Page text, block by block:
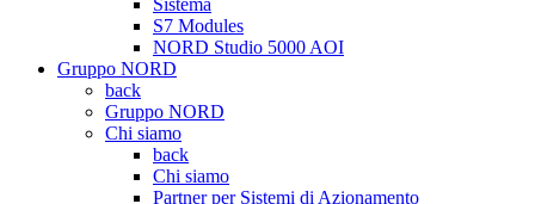
Sistema
S7 Modules
NORD Studio 5000 AOI
Gruppo NORD
back
Gruppo NORD
Chi siamo
back
Chi siamo
Partner per Sistemi di Azionamento